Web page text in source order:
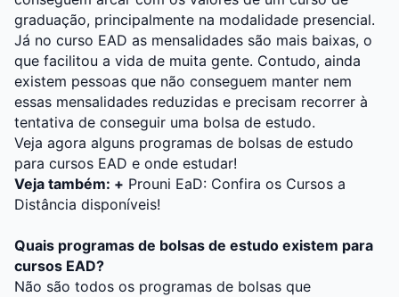
graduação, principalmente na modalidade presencial.
Já no curso EAD as mensalidades são mais baixas, o
que facilitou a vida de muita gente. Contudo, ainda
existem pessoas que não conseguem manter nem
essas mensalidades reduzidas e precisam recorrer à
tentativa de conseguir uma bolsa de estudo.
Veja agora alguns programas de bolsas de estudo
para cursos EAD e onde estudar!
Veja também: + Prouni EaD: Confira os Cursos a
Distância disponíveis!
Quais programas de bolsas de estudo existem para
cursos EAD?
Não são todos os programas de bolsas que